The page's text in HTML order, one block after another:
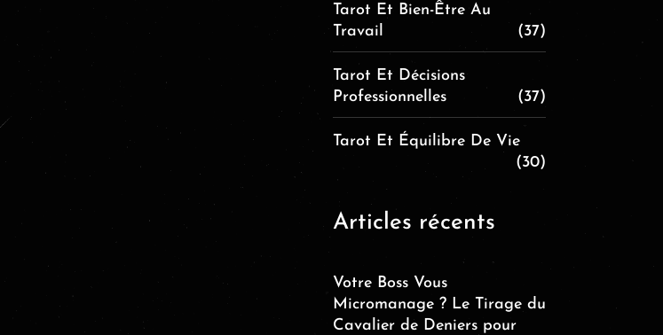
Tarot Et Bien-Être Au
Travail
(37)
Tarot Et Décisions
Professionnelles
(37)
Tarot Et Équilibre De Vie
(30)
Articles récents
Votre Boss Vous
Micromanage ? Le Tirage du
Cavalier de Deniers pour